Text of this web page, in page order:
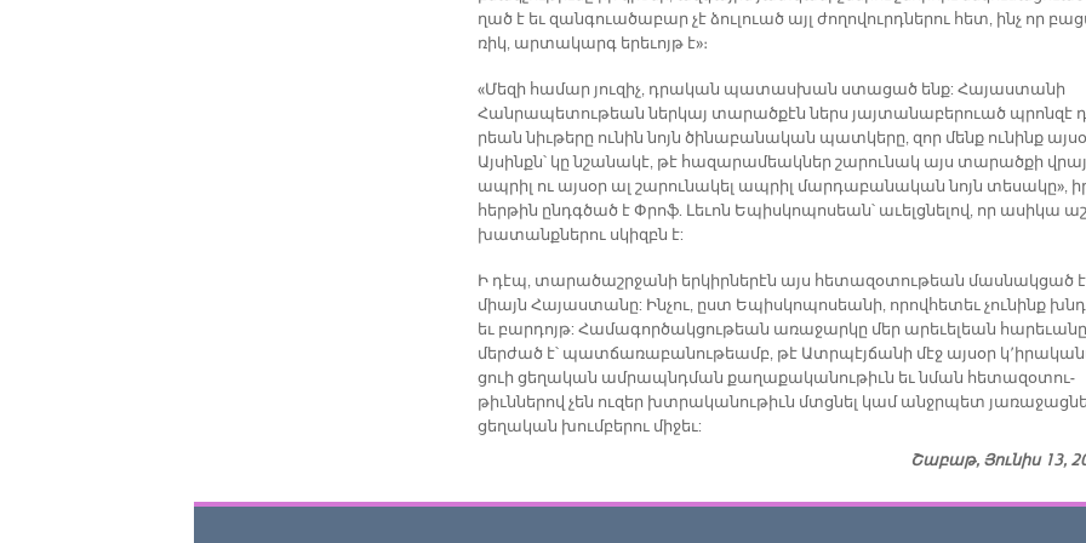
ղած է եւ զան­գուա­ծա­բար չէ ձու­լուած այլ ժո­ղո­վուրդ­նե­րու հետ, ին­չ որ
ռիկ, ար­տա­կարգ ե­րե­ւոյթ է»։
«Մեզի հա­մար յու­զիչ, դրա­կան պա­տաս­խան ստա­ցած ենք: Հայաստանի
Հանրապետութեան ներ­կայ տա­րած­քէն ներս յայ­տա­նա­բե­րո­ւած պրոն­զէ
րեան նիւ­թերը ու­նին նոյն ծինաբանական պատ­կե­րը, զոր մենք ու­նինք
Այ­սինքն՝ կը նշանակէ, թէ հա­զա­րա­մեակ­ներ շա­րու­նակ այս տա­րած­քի վրայ
ապ­րիլ ու այ­սօր ալ շա­րու­նա­կել ապ­րիլ մար­դա­բա­նա­կան նոյն տե­սա­կը»,
հեր­թին ընդգ­ծած է Փրո­ֆ. Լե­ւոն Ե­պիս­կո­պո­սեա­ն՝ ա­ւելց­նե­լով, որ ա­սի­կա
խա­տանք­նե­րու սկիզբն է:
Ի դէպ, տա­րա­ծաշր­ջա­նի եր­կիր­նե­րէն այս հե­տա­զօ­տու­թեան մաս­նակ­ցած է
միայն Հա­յաս­տա­նը: Ին­չու, ըստ Ե­պիս­կո­պո­սեա­նի, ո­րով­հե­տեւ չու­նինք
եւ բար­դոյթ: Հա­մա­գոր­ծակ­ցու­թեան ա­ռա­ջար­կը մեր ա­րե­ւե­լեան հա­րե­ւա­նը
մեր­ժած է՝ պատ­ճա­ռա­բա­նու­թեամբ, թէ Ատր­պէյ­ճա­նի մէջ այ­սօր
ցո­ւի ցե­ղա­կան ամ­րապնդ­ման քա­ղա­քա­կա­նու­թիւն եւ նման հե­տա­զօ­տու­
թիւն­նե­րով չեն ու­զեր խտրա­կա­նու­թիւն մտցնել կամ անջր­պետ
ցե­ղա­կան խում­բե­րու մի­ջեւ:
Շաբաթ, Յունիս 13,